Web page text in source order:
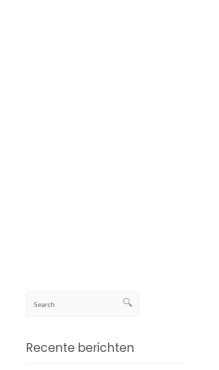
Recente berichten